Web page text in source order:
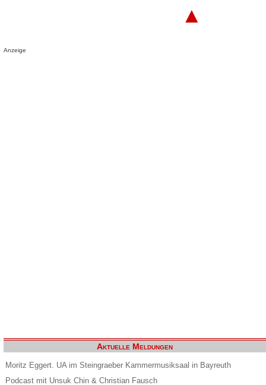
▲
Anzeige
Aktuelle Meldungen
Moritz Eggert. UA im Steingraeber Kammermusiksaal in Bayreuth
Podcast mit Unsuk Chin & Christian Fausch